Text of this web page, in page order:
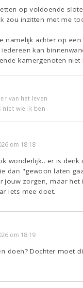
op voldoende
zou inzitten met me
namelijk achter op een
kan
kamergenoten niet
van het leven
niet wie ik ben
om 18:18
wonderlijk.. er is denk
dan "gewoon laten
jouw zorgen, maar het
iets mee doet.
om 18:19
doen? Dochter moet